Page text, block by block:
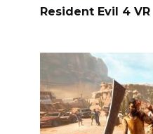
Resident Evil 4 VR